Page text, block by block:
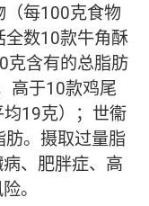
（每100克食物
全数10款牛角酥
克含有的总脂肪
高于10款鸡尾
19克）；世衞
。摄取过量脂
、肥胖症、高
。